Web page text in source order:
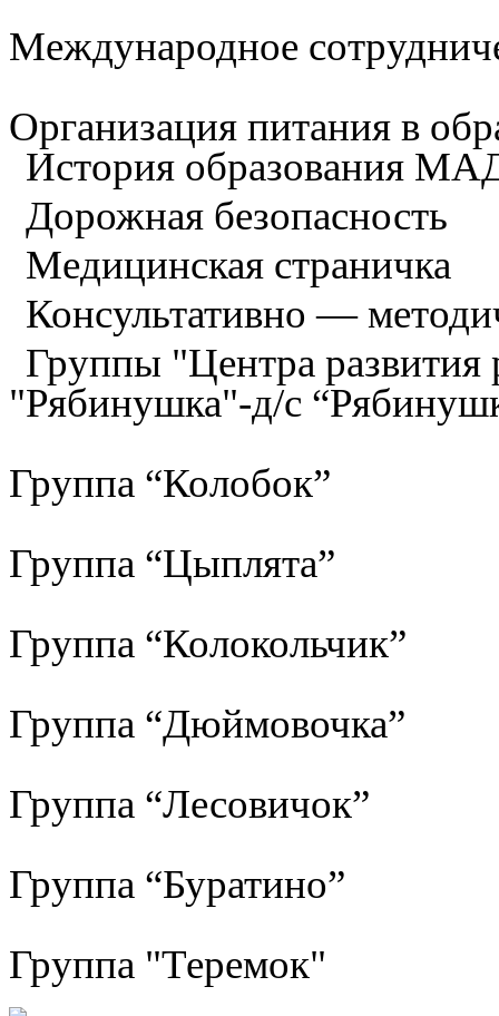
Международное
Организация питания в
История образования
Дорожная безопасность
Медицинская страничка
Консультативно —
Группы "Центра развития
"Рябинушка"-д/с
Группа “Колобок”
Группа “Цыплята”
Группа “Колокольчик”
Группа “Дюймовочка”
Группа “Лесовичок”
Группа “Буратино”
Группа "Теремок"